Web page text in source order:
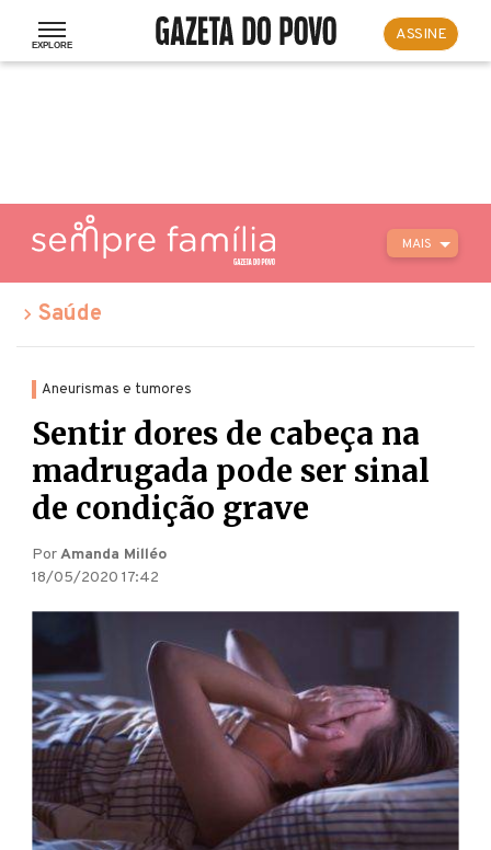
ASSINE
MAIS
Saúde
Aneurismas e tumores
Sentir dores de cabeça na
madrugada pode ser sinal
de condição grave
PorAmanda Milléo
18/05/2020 17:42